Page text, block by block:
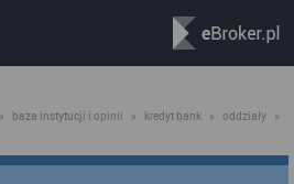
» baza instytucji i opinii » kredyt bank » oddziały »